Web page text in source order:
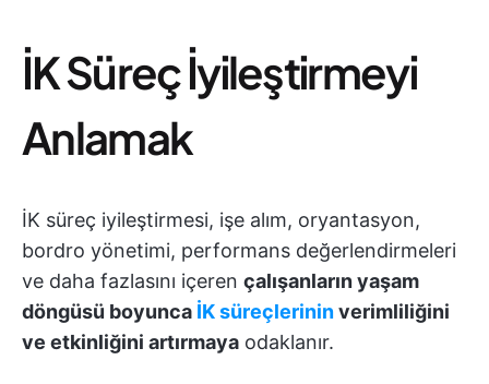
İK Süreç İyileştirmeyi
Anlamak
İK süreç iyileştirmesi, işe alım, oryantasyon,
bordro yönetimi, performans değerlendirmeleri
ve daha fazlasını içeren çalışanların yaşam
döngüsü boyunca İK süreçlerininverimliliğini
ve etkinliğini artırmaya odaklanır.